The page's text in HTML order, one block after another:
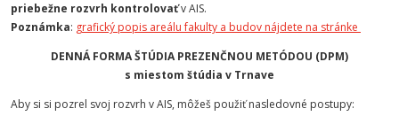
priebežne rozvrh kontrolovaťv AIS.
Poznámka: grafický popis areálu fakulty a budov nájdete na stránke
DENNÁ FORMA ŠTÚDIA PREZENČNOU METÓDOU (DPM)
s miestom štúdia v Trnave
Aby si si pozrel svoj rozvrh v AIS, môžeš použiť nasledovné postupy: